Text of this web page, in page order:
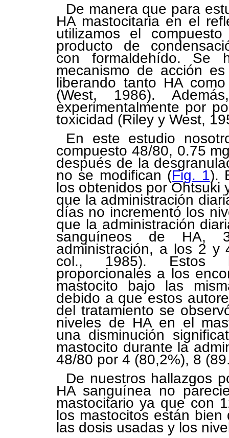
De manera que para
HA mastocitaria en el
utilizamos el
producto de
con formaldehído. Se
mecanismo de acción
liberando tanto HA
(West, 1986).
experimentalmente por
toxicidad (Riley y West,
En este estudio
compuesto 48/80, 0.75
después de la
no se modifican (Fig. 1).
los obtenidos por Ohtsuki
que la administración
días no incrementó los
que la administración
sanguíneos de HA,
administración, a los 2 y
col., 1985). Estos
proporcionales a los
mastocito bajo las
debido a que estos
del tratamiento se
niveles de HA en el
una disminución
mastocito durante la
48/80 por 4 (80,2%), 8
De nuestros hallazgos
HA sanguínea no
mastocitario ya que con
los mastocitos están
las dosis usadas y los